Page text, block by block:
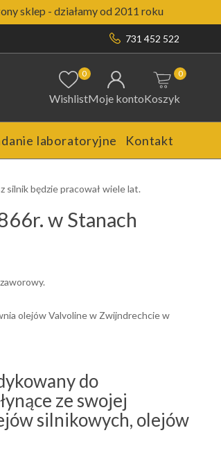
sklep - działamy od 2011 roku
731 452 522
0
WishlistMoje kontoKoszyk
0
laboratoryjne Kontakt
silnik będzie pracował wiele lat.
w Stanach
olejów Valvoline w Zwijndrechcie w
do
ze swojej
silnikowych, olejów